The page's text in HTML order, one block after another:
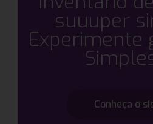
suuuper
Experimente
Conheça o